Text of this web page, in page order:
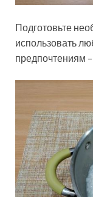
Подготовьте
использовать
предпочтениям